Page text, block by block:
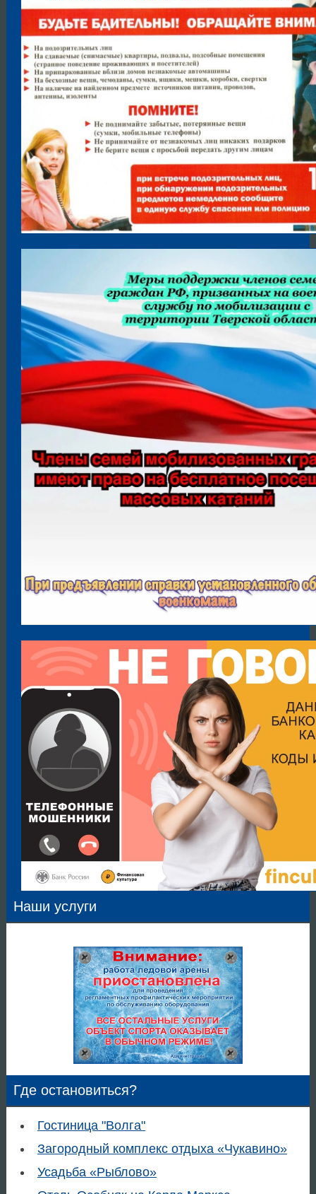
Наши услуги
Где остановиться?
Гостиница "Волга"
Загородный комплекс отдыха «Чукавино»
Усадьба «Рыблово»